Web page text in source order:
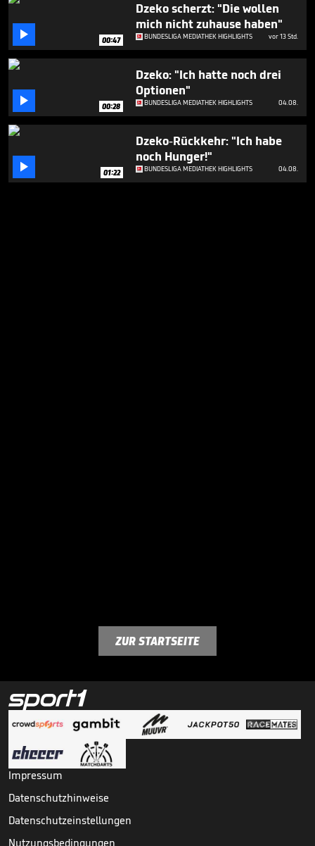
 00:47
Dzeko scherzt: "Die wollen
mich nicht zuhause haben"
BUNDESLIGA MEDIATHEK HIGHLIGHTS vor 13 Std.
 00:28
Dzeko: "Ich hatte noch drei
Optionen"
BUNDESLIGA MEDIATHEK HIGHLIGHTS 04.08.
 01:22
Dzeko-Rückkehr: "Ich habe
noch Hunger!"
BUNDESLIGA MEDIATHEK HIGHLIGHTS 04.08.
ZUR STARTSEITE
Impressum
Datenschutzhinweise
Datenschutzeinstellungen
Nutzungsbedingungen